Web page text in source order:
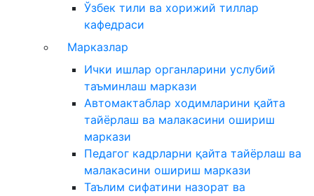
Ўзбек тили ва хорижий тиллар
кафедраси
Марказлар
Ички ишлар органларини услубий
таъминлаш маркази
Автомактаблар ходимларини қайта
тайёрлаш ва малакасини ошириш
маркази
Педагог кадрларни қайта тайёрлаш ва
малакасини ошириш маркази
Таълим сифатини назорат ва